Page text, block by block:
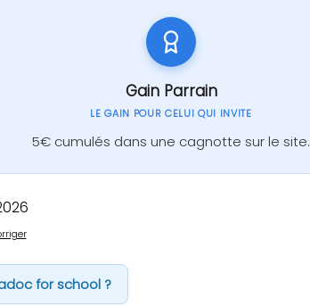
Gain Parrain
LE GAIN POUR CELUI QUI INVITE
5€ cumulés dans une cagnotte sur le site.
for school ?